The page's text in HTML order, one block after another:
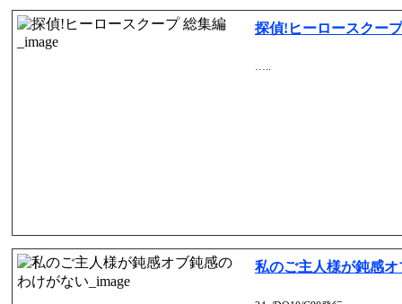
探偵!ヒーロースクー
…..
私のご主人様が鈍感